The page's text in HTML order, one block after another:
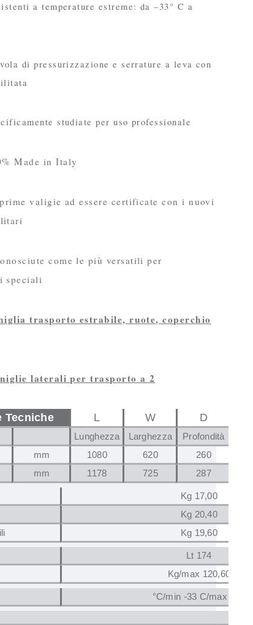
a temperature estreme: da –33° C a
pressurizzazione e serrature a leva con
studiate per uso professionale
in Italy
valigie ad essere certificate con i nuovi
come le più versatili per
speciali
trasporto estrabile, ruote, coperchio
laterali per trasporto a 2
Tecniche L W D
Lunghezza Larghezza Profondità
mm 1080 620 260
mm 1178 725 287
Kg 17,00
Kg 20,40
Kg 19,60
Lt 174
Kg/max 120,60
°C/min -33 C/max +90